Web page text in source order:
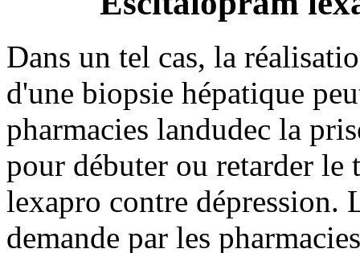
Dans un tel cas, la
d'une biopsie hépatique
pharmacies landudec la
pour débuter ou retarder le
lexapro contre dépression.
demande par les